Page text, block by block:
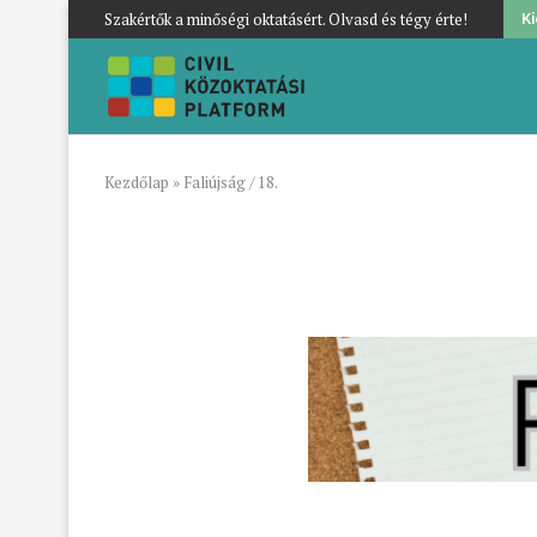
Szakértők a minőségi oktatásért. Olvasd és tégy érte!
Kezdőlap » Faliújság / 18.